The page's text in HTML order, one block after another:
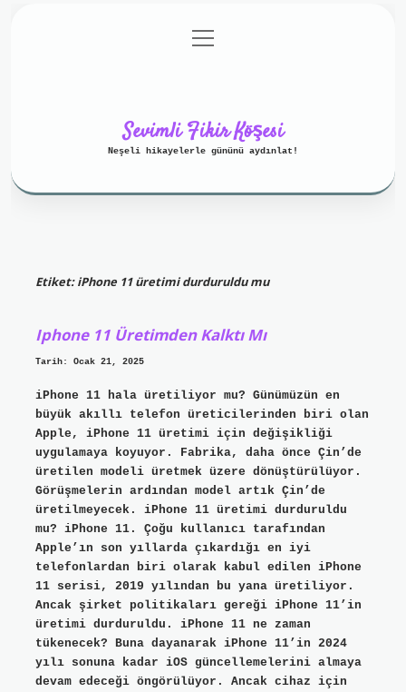
Gizlilik Politikası
menüyü
aç
Sevimli Fikir Köşesi
Neşeli hikayelerle gününü aydınlat!
Etiket:iPhone 11 üretimi durduruldu mu
Iphone 11 Üretimden Kalktı Mı
Tarih: Ocak 21, 2025
iPhone 11 hala üretiliyor mu? Günümüzün en
büyük akıllı telefon üreticilerinden biri olan
Apple, iPhone 11 üretimi için değişikliği
uygulamaya koyuyor. Fabrika, daha önce Çin’de
üretilen modeli üretmek üzere dönüştürülüyor.
Görüşmelerin ardından model artık Çin’de
üretilmeyecek. iPhone 11 üretimi durduruldu
mu? iPhone 11. Çoğu kullanıcı tarafından
Apple’ın son yıllarda çıkardığı en iyi
telefonlardan biri olarak kabul edilen iPhone
11 serisi, 2019 yılından bu yana üretiliyor.
Ancak şirket politikaları gereği iPhone 11’in
üretimi durduruldu. iPhone 11 ne zaman
tükenecek? Buna dayanarak iPhone 11’in 2024
yılı sonuna kadar iOS güncellemelerini almaya
devam edeceği öngörülüyor. Ancak cihaz için